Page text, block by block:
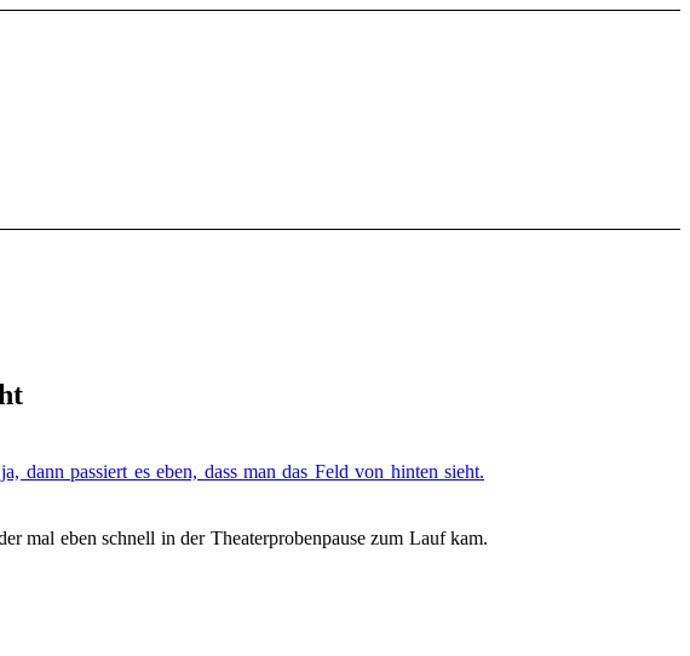
passiert es eben, dass man das Feld von hinten sieht.
mal eben schnell in der Theaterprobenpause zum Lauf kam.